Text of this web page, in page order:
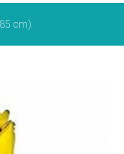
cm)